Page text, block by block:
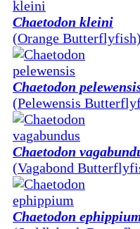
Chaetodon kleini
(Orange
Chaetodon
(Pelewensis
Chaetodon
(Vagabond
Chaetodon